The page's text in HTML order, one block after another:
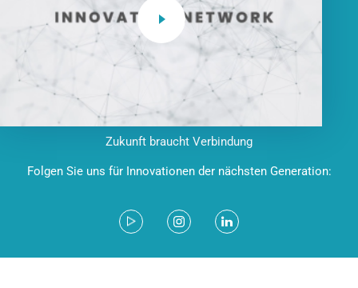
Zukunft braucht Verbindung
Folgen Sie uns für Innovationen der nächsten Generation: